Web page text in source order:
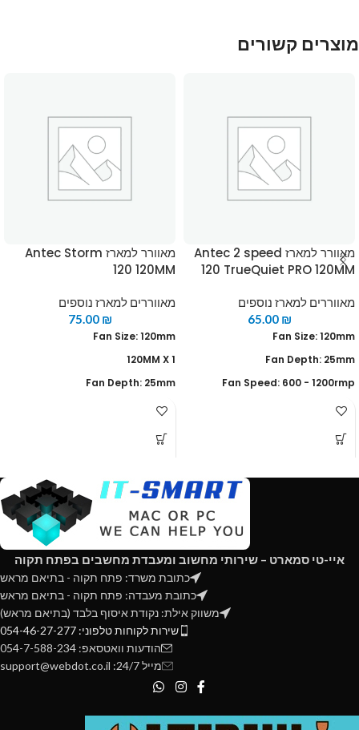
מוצרים קשורים
מאוורר למארז Antec 2 speed
120 TrueQuiet PRO 120MM
מאווררים למארז נוספים
65.00 ₪
Fan Size: 120mm
Fan Depth: 25mm
Fan Speed: 600 - 1200rmp
PWM: No
dBA
מאוורר למארז Antec Storm
120 120MM
מאווררים למארז נוספים
75.00 ₪
Fan Size: 120mm
120MM X 1
Fan Depth: 25mm
Fan Speed: 600~2000 RPM
Low-noise operation: 11.4~34.9
dB(A)
Rated Current: 0.20 A (max.)
Fan Connector: 4-Pin
איי-טי סמארט – שירותי מחשוב ומעבדת מחשבים בפתח תקוה
כתובת משרד: פתח תקוה - בתיאם מראש
כתובת מעבדה: פתח תקוה - בתיאם מראש
משווק אילת: נקודת איסוף בלבד (בתיאם מראש)
שירות לקוחות טלפוני: 054-46-27-277
הודעות וואטסאפ: 054-7-588-234
מייל 24/7: support@webdot.co.il